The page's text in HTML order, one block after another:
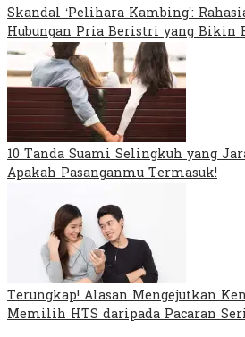
Skandal ‘Pelihara Kambing’:
Hubungan Pria Beristri yang Bikin
10 Tanda Suami Selingkuh yang
Apakah Pasanganmu Termasuk!
Terungkap! Alasan Mengejutkan
Memilih HTS daripada Pacaran